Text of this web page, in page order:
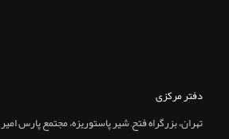
دفتر مرکزی
تهران، بزرگراه فتح, شير پاستوريزه، مجتمع پارس امير